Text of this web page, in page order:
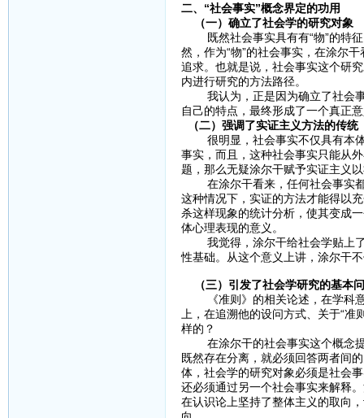
二、“社会事实”概念界定的功用
（一）确立了社会学的研究对象
既然社会事实具有有“物”的特征
然，作为“物”的社会事实，在涂尔
追求。也就是说，社会事实这个研
内进行研究的方法路径。
我认为，正是因为确立了社会事
自己的特点，最终形成了一个真正
（二）强调了实证主义方法的传统
很明显，社会事实不仅具有本体
事实，而且，这种社会事实只能从
题，那么无疑涂尔干赋予实证主义
在涂尔干看来，任何社会事实都
这种情况下，实证的方法才能得以
杀这样现象的统计分析，使其变成
体心理表现的意义。
我觉得，涂尔干给社会学贴上了“
性基础。从这个意义上讲，涂尔干
（三）引发了社会学研究的基本
《准则》的相关论述，在学科意
上，在追溯他的设问方式、关于“
样的？
在涂尔干的社会事实这个概念提
既然存在分离，就必须回答两者间
体，社会学的研究对象必须是社会
还必须通过另一个社会事实来解释
在认识论上坚持了整体主义的取向